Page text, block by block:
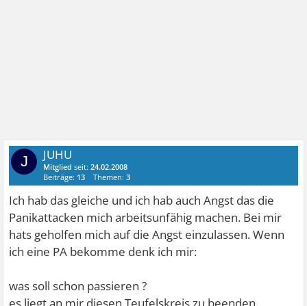
J JUHU
Mitglied seit:24.02.2008
Beiträge: 13 Themen:3
Ich hab das gleiche und ich hab auch Angst das die
Panikattacken mich arbeitsunfähig machen. Bei mir
hats geholfen mich auf die Angst einzulassen. Wenn
ich eine PA bekomme denk ich mir:
was soll schon passieren ?